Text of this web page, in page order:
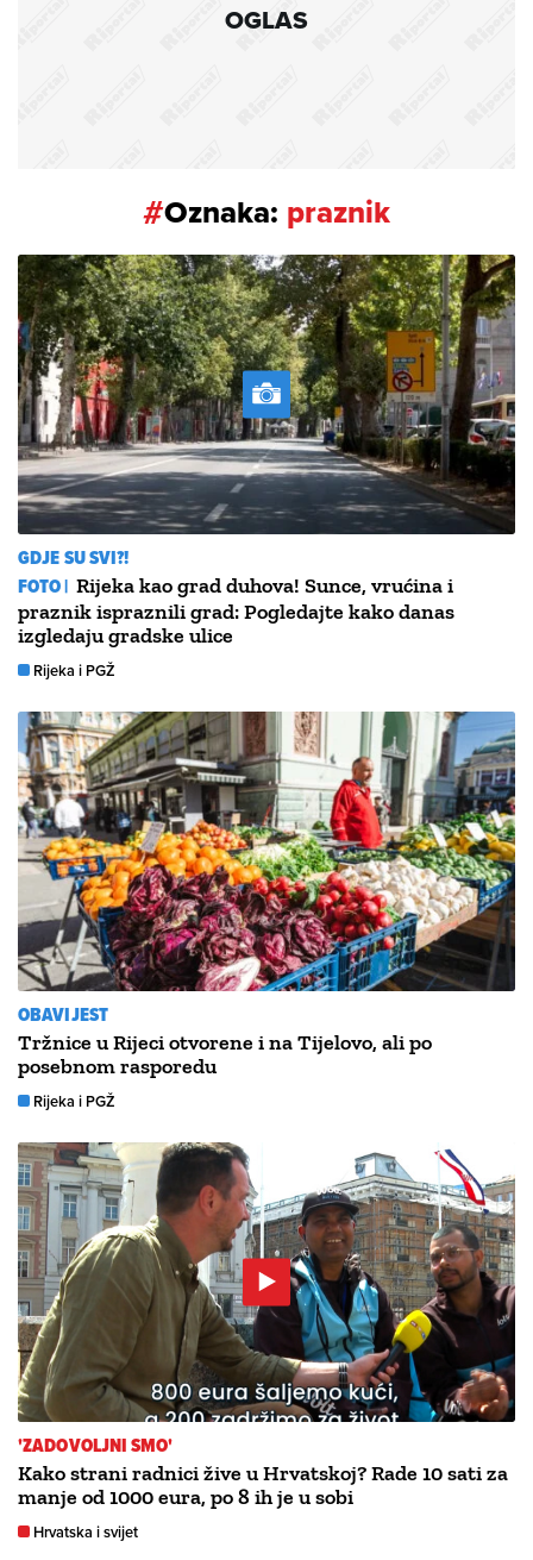
OGLAS
#Oznaka: praznik
GDJE SU SVI?!
FOTO | Rijeka kao grad duhova! Sunce, vrućina i
praznik ispraznili grad: Pogledajte kako danas
izgledaju gradske ulice
Rijeka i PGŽ
OBAVIJEST
Tržnice u Rijeci otvorene i na Tijelovo, ali po
posebnom rasporedu
Rijeka i PGŽ
'ZADOVOLJNI SMO'
Kako strani radnici žive u Hrvatskoj? Rade 10 sati za
manje od 1000 eura, po 8 ih je u sobi
Hrvatska i svijet